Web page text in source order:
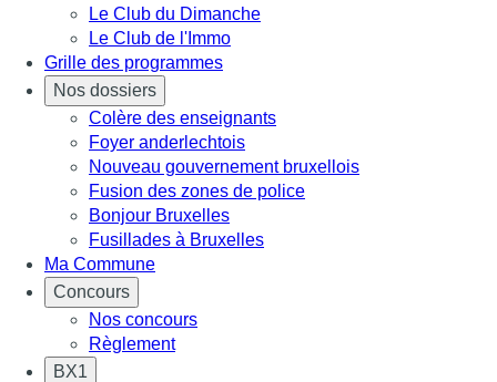
Le Club du Dimanche
Le Club de l'Immo
Grille des programmes
Nos dossiers
Colère des enseignants
Foyer anderlechtois
Nouveau gouvernement bruxellois
Fusion des zones de police
Bonjour Bruxelles
Fusillades à Bruxelles
Ma Commune
Concours
Nos concours
Règlement
BX1